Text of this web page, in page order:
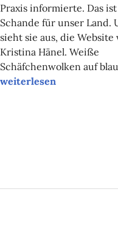
den Sternen
Praxis informierte. Das
Schande für unser Land.
sieht sie aus, die Website
Kristina Hänel. Weiße
Schäfchenwolken auf
Campuskolumne
weiterlesen